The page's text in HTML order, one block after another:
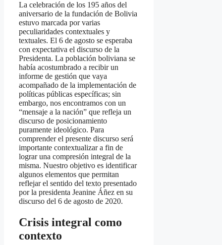
La celebración de los 195 años del
aniversario de la fundación de Bolivia
estuvo marcada por varias
peculiaridades contextuales y
textuales. El 6 de agosto se esperaba
con expectativa el discurso de la
Presidenta. La población boliviana se
había acostumbrado a recibir un
informe de gestión que vaya
acompañado de la implementación de
políticas públicas específicas; sin
embargo, nos encontramos con un
“mensaje a la nación” que refleja un
discurso de posicionamiento
puramente ideológico. Para
comprender el presente discurso será
importante contextualizar a fin de
lograr una compresión integral de la
misma. Nuestro objetivo es identificar
algunos elementos que permitan
reflejar el sentido del texto presentado
por la presidenta Jeanine Áñez en su
discurso del 6 de agosto de 2020.
Crisis integral como
contexto